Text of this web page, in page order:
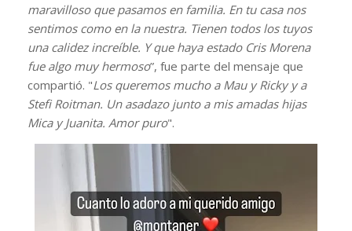
maravilloso que pasamos en familia. En tu casa nos
sentimos como en la nuestra. Tienen todos los tuyos
una calidez increíble. Y que haya estado Cris Morena
fue algo muy hermoso”, fue parte del mensaje que
compartió. "Los queremos mucho a Mau y Ricky y a
Stefi Roitman. Un asadazo junto a mis amadas hijas
Mica y Juanita. Amor puro".